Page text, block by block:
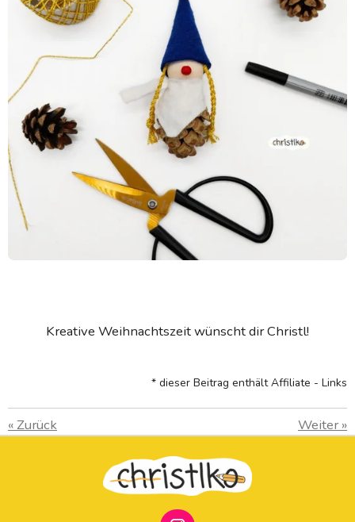
Kreative Weihnachtszeit wünscht dir Christl!
* dieser Beitrag enthält Affiliate - Links
«Zurück Weiter»